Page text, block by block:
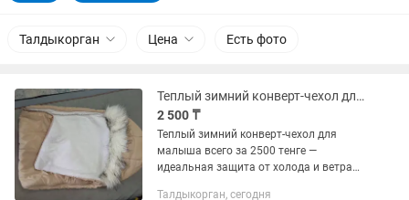
Талдыкорган Цена Есть фото
Теплый зимний конверт-чехол для малыша всего за 2500 тенге
2 500 ₸
Теплый зимний конверт-чехол для
малыша всего за 2500 тенге —
идеальная защита от холода и ветра
Талдыкорган, сегодня